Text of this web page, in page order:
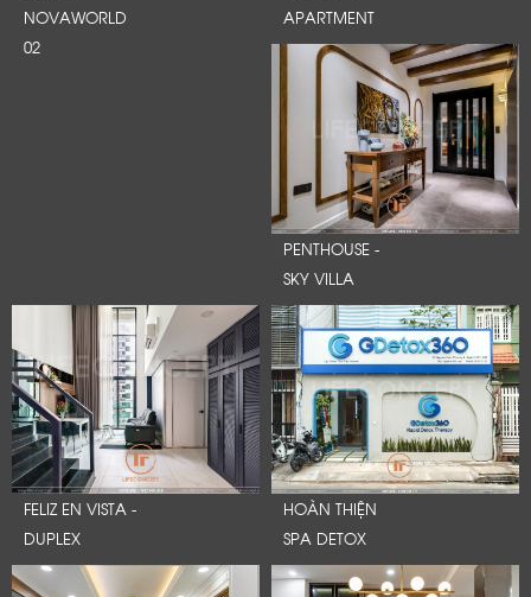
NOVAWORLD
02
APARTMENT
PENTHOUSE -
SKY VILLA
FELIZ EN VISTA -
DUPLEX
HOÀN THIỆN
SPA DETOX